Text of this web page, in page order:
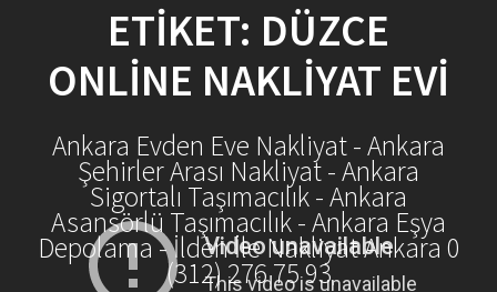
ETIKET: DÜZCE
ONLINE NAKLIYAT EVI
Ankara Evden Eve Nakliyat - Ankara
Şehirler Arası Nakliyat - Ankara
Sigortalı Taşımacılık - Ankara
Asansörlü Taşımacılık - Ankara Eşya
Depolama - İlden İle Nakliyat Ankara 0
(312) 276 75 93